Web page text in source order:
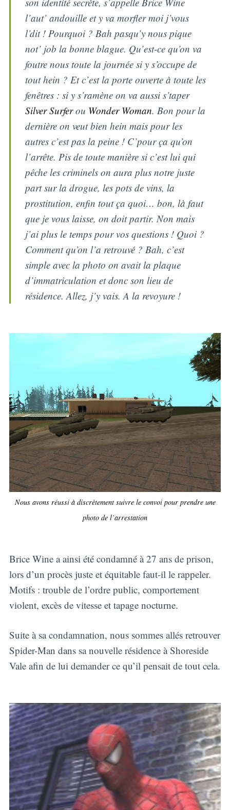
l’aut’ andouille et y va morfler moi j’vous
l’dit ! Pourquoi ? Bah pasqu’y nous pique
not’ job la bonne blague. Qu’est-ce qu’on va
foutre nous toute la journée si y s’occupe de
tout hein ? Et c’est la porte ouverte à toute les
fenêtres : si y s’ramène on va aussi s’taper
Silver Surferou Wonder Woman. Bon pour la
dernière on veut bien hein mais pour les
autres c’est pas la peine ! C’pour ça qu’on
l’arrête. Pis de toute manière si c’est lui qui
pêche les criminels on aura plus notre juste
part sur la drogue, les pots de vins, la
prostitution, enfin tout ça quoi… bon, là faut
que je vous laisse, on doit partir. Non mais
j’ai plus le temps pour vos questions ! Quoi ?
Comment qu’on l’a retrouvé ? Bah, c’est
simple avec la photo on avait la plaque
d’immatriculation et donc son lieu de
résidence. Allez, j’y vais. A la revoyure !
Nous avons réussi à discrètement suivre le convoi pour prendre une
photo de l’arrestation
Brice Wine a ainsi été condamné à 27 ans de prison,
lors d’un procès juste et équitable faut-il le rappeler.
Motifs : trouble de l’ordre public, comportement
violent, excès de vitesse et tapage nocturne.
Suite à sa condamnation, nous sommes allés retrouver
Spider-Man dans sa nouvelle résidence à Shoreside
Vale afin de lui demander ce qu’il pensait de tout cela.